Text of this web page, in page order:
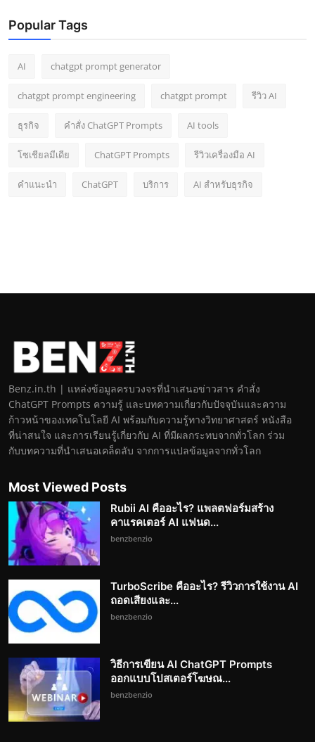
Popular Tags
AI chatgpt prompt generator
chatgpt prompt engineering chatgpt prompt รีวิว AI
ธุรกิจ คำสั่ง ChatGPT Prompts AI tools
โซเชียลมีเดีย ChatGPT Prompts รีวิวเครื่องมือ AI
คำแนะนำ ChatGPT บริการ AI สำหรับธุรกิจ
Benz.in.th | แหล่งข้อมูลครบวงจรที่นำเสนอข่าวสาร คำสั่ง
ChatGPT Prompts ความรู้ และบทความเกี่ยวกับปัจจุบันและความ
ก้าวหน้าของเทคโนโลยี AI พร้อมกับความรู้ทางวิทยาศาสตร์ หนังสือ
ที่น่าสนใจ และการเรียนรู้เกี่ยวกับ AI ที่มีผลกระทบจากทั่วโลก ร่วม
กับบทความที่นำเสนอเคล็ดลับ จากการแปลข้อมูลจากทั่วโลก
Most Viewed Posts
Rubii AI คืออะไร? แพลตฟอร์มสร้าง
คาแรคเตอร์ AI แฟนด...
benzbenzio
TurboScribe คืออะไร? รีวิวการใช้งาน AI
ถอดเสียงและ...
benzbenzio
วิธีการเขียน AI ChatGPT Prompts
ออกแบบโปสเตอร์โฆษณ...
benzbenzio